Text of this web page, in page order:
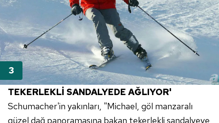
TEKERLEKLİ SANDALYEDE AĞLIYOR'
Schumacher'in yakınları, "Michael, göl manzaralı
güzel dağ panoramasına bakan tekerlekli sandalyeye